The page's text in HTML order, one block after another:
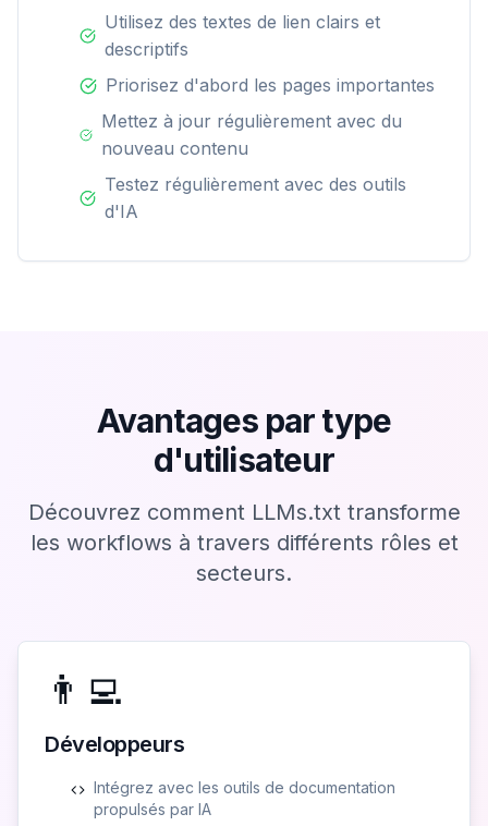
Utilisez des textes de lien clairs et
descriptifs
Priorisez d'abord les pages importantes
Mettez à jour régulièrement avec du
nouveau contenu
Testez régulièrement avec des outils
d'IA
Avantages par type
d'utilisateur
Découvrez comment LLMs.txt transforme
les workflows à travers différents rôles et
secteurs.
👨‍💻
Développeurs
Intégrez avec les outils de documentation
propulsés par IA